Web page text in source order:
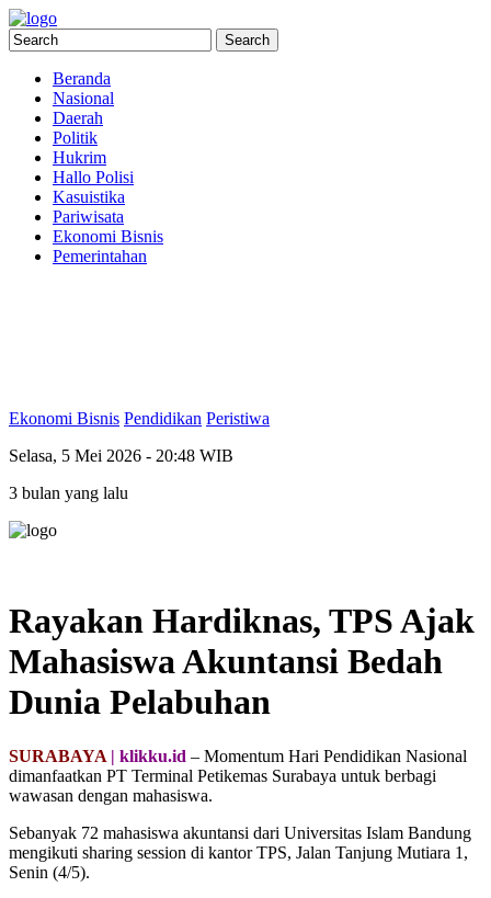
Beranda
Nasional
Daerah
Politik
Hukrim
Hallo Polisi
Kasuistika
Pariwisata
Ekonomi Bisnis
Pemerintahan
Ekonomi Bisnis Pendidikan Peristiwa
Selasa, 5 Mei 2026 - 20:48 WIB
3 bulan yang lalu
Rayakan Hardiknas, TPS Ajak
Mahasiswa Akuntansi Bedah
Dunia Pelabuhan
SURABAYA | klikku.id – Momentum Hari Pendidikan Nasional
dimanfaatkan PT Terminal Petikemas Surabaya untuk berbagi
wawasan dengan mahasiswa.
Sebanyak 72 mahasiswa akuntansi dari Universitas Islam Bandung
mengikuti sharing session di kantor TPS, Jalan Tanjung Mutiara 1,
Senin (4/5).